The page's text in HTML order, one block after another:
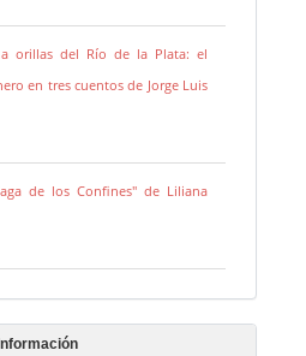
a orillas del Río de la Plata: el
en tres cuentos de Jorge Luis
de los Confines" de Liliana
Información